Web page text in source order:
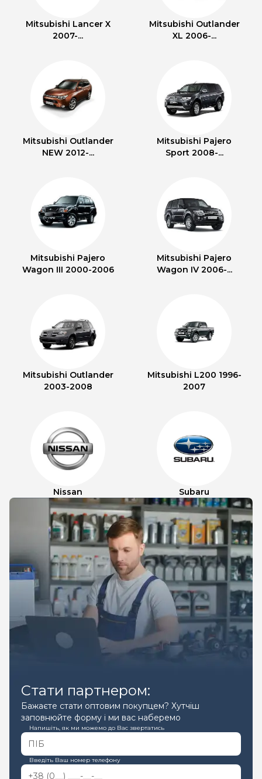
Mitsubishi Lancer X
2007-...
Mitsubishi Outlander
XL 2006-...
Mitsubishi Outlander
NEW 2012-...
Mitsubishi Pajero
Sport 2008-...
Mitsubishi Pajero
Wagon III 2000-2006
Mitsubishi Pajero
Wagon IV 2006-...
Mitsubishi Outlander
2003-2008
Mitsubishi L200 1996-
2007
Nissan Subaru
Стати партнером:
Бажаєте стати оптовим покупцем? Хутчіш
заповнюйте форму і ми вас наберемо
Напишіть, як ми можемо до Вас звертатись
Введіть Ваш номер телефону